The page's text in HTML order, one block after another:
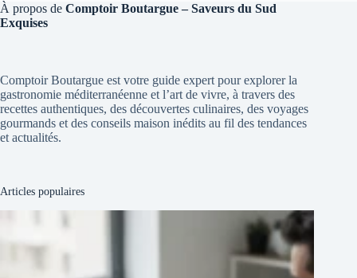
À propos de Comptoir Boutargue – Saveurs du Sud
Exquises
Comptoir Boutargue est votre guide expert pour explorer la
gastronomie méditerranéenne et l’art de vivre, à travers des
recettes authentiques, des découvertes culinaires, des voyages
gourmands et des conseils maison inédits au fil des tendances
et actualités.
Articles populaires